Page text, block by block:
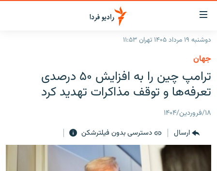
لینک‌های
قابلیت
دسترسی
بازگشت
منوی
اصلی
رفتن
صفحه
جستجو
ایران
جهان
برنامه‌های رادیویی
فرکانس‌ها
پادکست
چندرسانه‌ای
گزارش‌های تصویری
زنان فردا
دوشنبه ۱۹ مرداد ۱۴۰۵ تهران ۱۱:۵۳
جهان
ترامپ چین را به افزایش ۵۰ درصدی
تعرفه‌ها و توقف مذاکرات تهدید کرد
۱۸/فروردین/۱۴۰۴
ارسال
دسترسی بدون فیلترشکن